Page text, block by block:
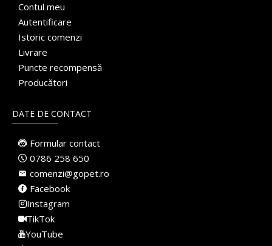
Contul meu
Autentificare
Istoric comenzi
Livrare
Puncte recompensă
Producători
DATE DE CONTACT
Formular contact
0786 258 650
comenzi@gopet.ro
Facebook
Instagram
TikTok
YouTube